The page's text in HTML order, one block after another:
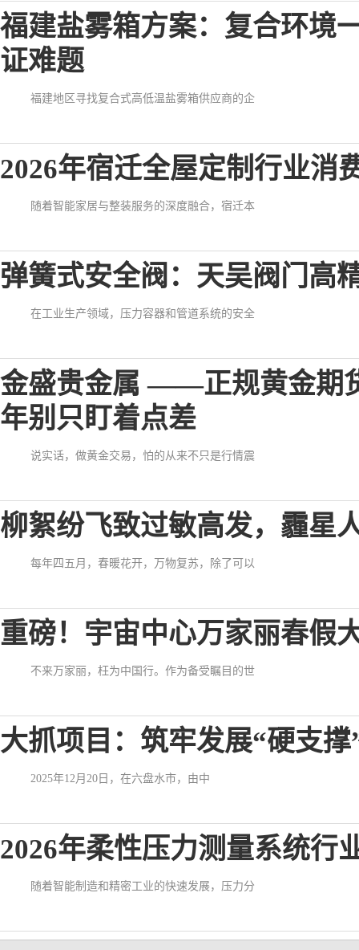
福建盐雾箱方案：复合环境
证难题
福建地区寻找复合式高低温盐雾箱供应商的企
2026年宿迁全屋定制行业消
随着智能家居与整装服务的深度融合，宿迁本
弹簧式安全阀：天吴阀门高
在工业生产领域，压力容器和管道系统的安全
金盛贵金属 ——正规黄金期
年别只盯着点差
说实话，做黄金交易，怕的从来不只是行情震
柳絮纷飞致过敏高发，霾星
每年四五月，春暖花开，万物复苏，除了可以
重磅！宇宙中心万家丽春假
不来万家丽，枉为中国行。作为备受瞩目的世
大抓项目：筑牢发展“硬支撑
2025年12月20日，在六盘水市，由中
2026年柔性压力测量系统行
随着智能制造和精密工业的快速发展，压力分